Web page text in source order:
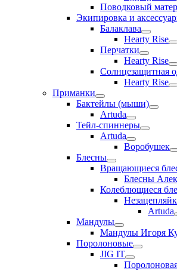
Поводковый
Экипировка и
Балаклава
Hearty Rise
Перчатки
Hearty Rise
Солнцезащитная
Hearty Rise
Приманки
Бактейлы (мыши)
Artuda
Тейл-спиннеры
Artuda
Воробушек
Блесны
Вращающиеся
Блесны
Колеблющиеся
Artuda
Мандулы
Мандулы Игоря
Поролоновые
JIG IT